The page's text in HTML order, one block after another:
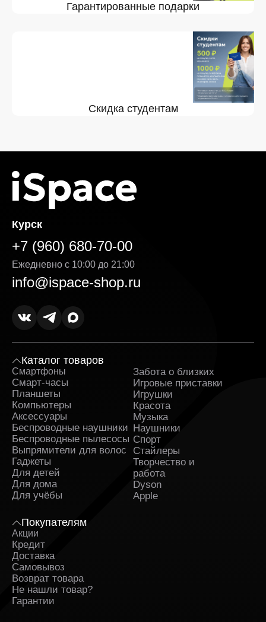
Гарантированные подарки
Скидка студентам
Курск
+7 (960) 680-70-00
Ежедневно с 10:00 до 21:00
info@ispace-shop.ru
Каталог товаров
Смартфоны
Смарт-часы
Планшеты
Компьютеры
Аксессуары
Беспроводные наушники
Беспроводные пылесосы
Выпрямители для волос
Гаджеты
Для детей
Для дома
Для учёбы
Забота о близких
Игровые приставки
Игрушки
Красота
Музыка
Наушники
Спорт
Стайлеры
Творчество и
работа
Dyson
Apple
Покупателям
Акции
Кредит
Доставка
Самовывоз
Возврат товара
Не нашли товар?
Гарантии